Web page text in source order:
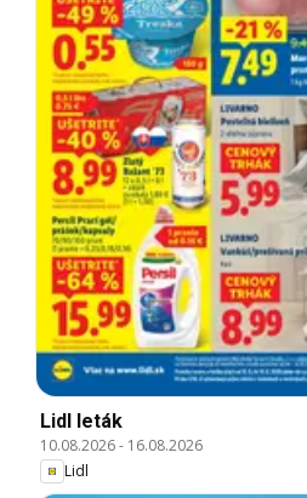
Lidl leták
10.08.2026- 16.08.2026
Lidl